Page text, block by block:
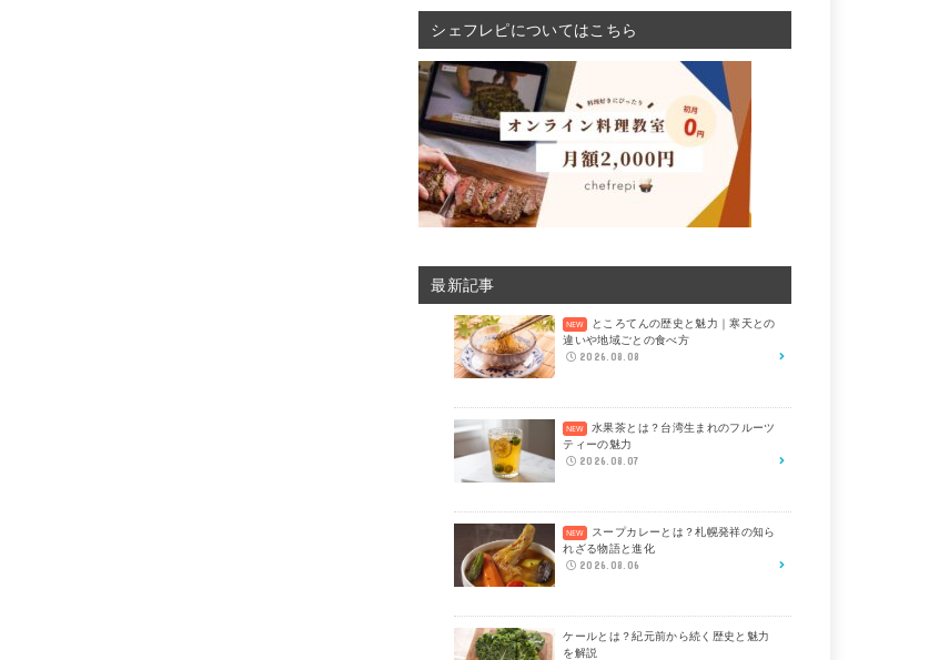
シェフレピについてはこちら
最新記事
ところてんの歴史と魅力｜寒天との
違いや地域ごとの食べ方
2026.08.08
水果茶とは？台湾生まれのフルーツ
ティーの魅力
2026.08.07
スープカレーとは？札幌発祥の知ら
れざる物語と進化
2026.08.06
ケールとは？紀元前から続く歴史と魅力
を解説